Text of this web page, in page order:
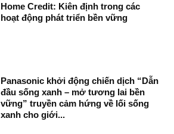
Home Credit: Kiên định trong các
hoạt động phát triển bền vững
Panasonic khởi động chiến dịch “Dẫn
đầu sống xanh – mở tương lai bền
vững” truyền cảm hứng về lối sống
xanh cho giới...